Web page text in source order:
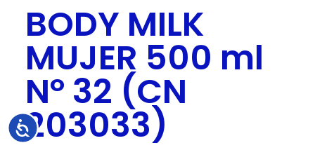
Accesibilidad
BODY MILK
MUJER 500 ml
Nº 32 (CN
203033)